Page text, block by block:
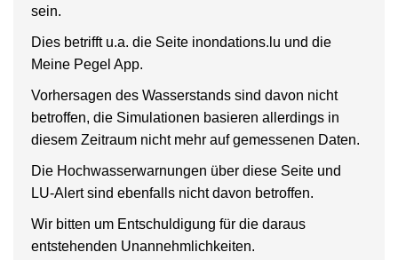
sein.
Dies betrifft u.a. die Seite inondations.lu und die
Meine Pegel App.
Vorhersagen des Wasserstands sind davon nicht
betroffen, die Simulationen basieren allerdings in
diesem Zeitraum nicht mehr auf gemessenen Daten.
Die Hochwasserwarnungen über diese Seite und
LU-Alert sind ebenfalls nicht davon betroffen.
Wir bitten um Entschuldigung für die daraus
entstehenden Unannehmlichkeiten.